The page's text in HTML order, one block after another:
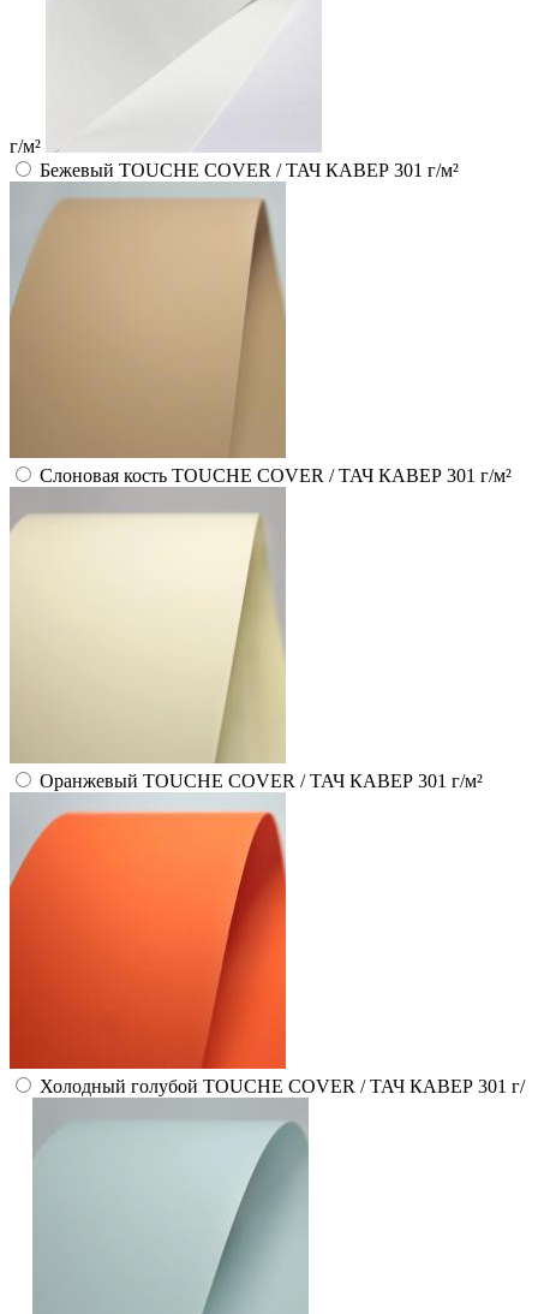
г/м²
Бежевый TOUCHE COVER / ТАЧ КАВЕР 301 г/м²
Слоновая кость TOUCHE COVER / ТАЧ КАВЕР 301 г/м²
Оранжевый TOUCHE COVER / ТАЧ КАВЕР 301 г/м²
Холодный голубой TOUCHE COVER / ТАЧ КАВЕР 301 г/